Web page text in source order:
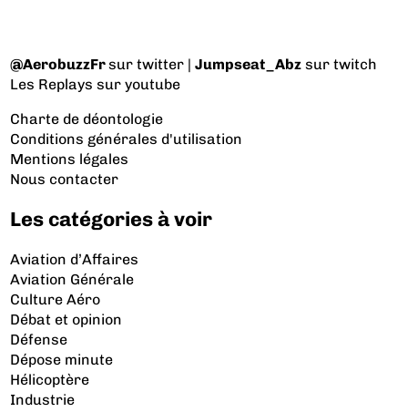
@AerobuzzFrsur twitter |Jumpseat_Abz sur twitch
Les Replays sur youtube
Charte de déontologie
Conditions générales d'utilisation
Mentions légales
Nous contacter
Les catégories à voir
Aviation d’Affaires
Aviation Générale
Culture Aéro
Débat et opinion
Défense
Dépose minute
Hélicoptère
Industrie